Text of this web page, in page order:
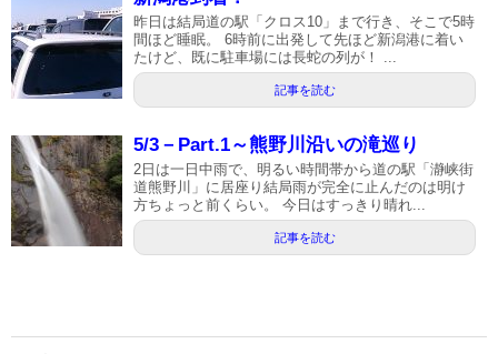
昨日は結局道の駅「クロス10」まで行き、そこで5時
間ほど睡眠。 6時前に出発して先ほど新潟港に着い
たけど、既に駐車場には長蛇の列が！ ...
記事を読む
5/3－Part.1～熊野川沿いの滝巡り
2日は一日中雨で、明るい時間帯から道の駅「瀞峡街
道熊野川」に居座り結局雨が完全に止んだのは明け
方ちょっと前くらい。 今日はすっきり晴れ...
記事を読む